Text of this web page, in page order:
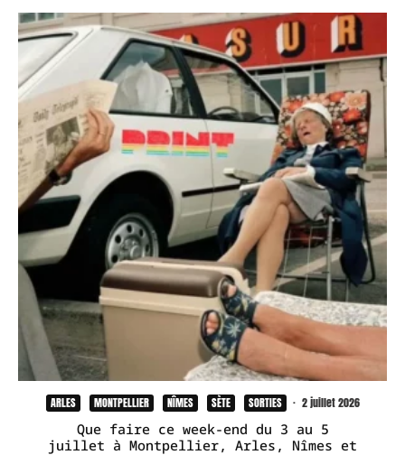
ARLES MONTPELLIER NÎMES SÈTE SORTIES · 2 juillet 2026
Que faire ce week-end du 3 au 5
juillet à Montpellier, Arles, Nîmes et